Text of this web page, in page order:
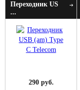
Переходник US
...
290 руб.